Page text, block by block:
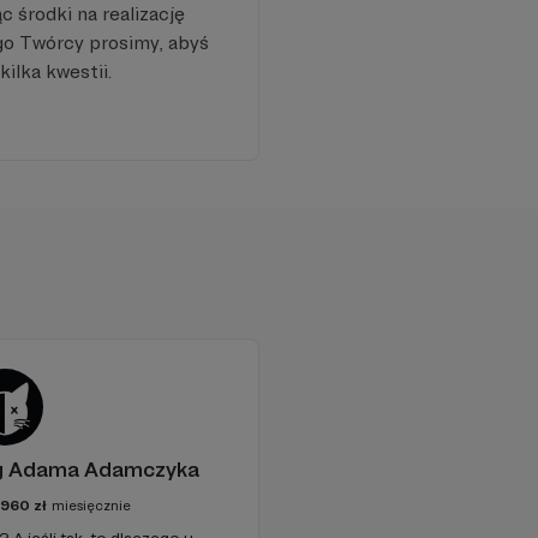
tym bardziej
Znajdziesz
i bez zbędnego
prowadzeniem
operatora, montaż
środki na realizację
Twórcy prosimy, abyś
kilka kwestii.
Adama Adamczyka
zł miesięcznie